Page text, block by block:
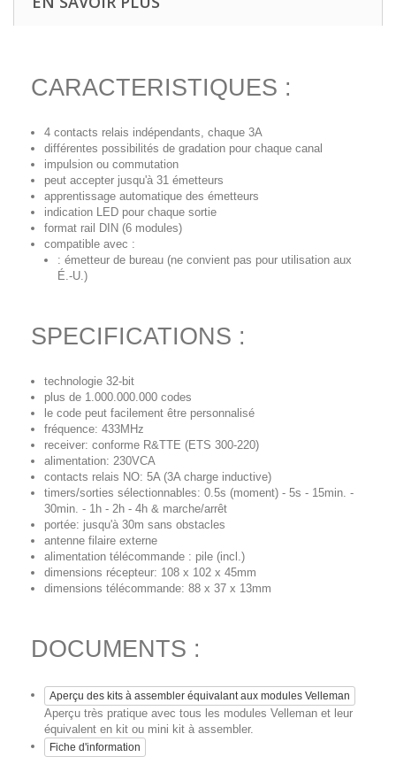
CARACTERISTIQUES :
4 contacts relais indépendants, chaque 3A
différentes possibilités de gradation pour chaque canal
impulsion ou commutation
peut accepter jusqu'à 31 émetteurs
apprentissage automatique des émetteurs
indication LED pour chaque sortie
format rail DIN (6 modules)
compatible avec :
: émetteur de bureau (ne convient pas pour utilisation aux
É.-U.)
SPECIFICATIONS :
technologie 32-bit
plus de 1.000.000.000 codes
le code peut facilement être personnalisé
fréquence: 433MHz
receiver: conforme R&TTE (ETS 300-220)
alimentation: 230VCA
contacts relais NO: 5A (3A charge inductive)
timers/sorties sélectionnables: 0.5s (moment) - 5s - 15min. -
30min. - 1h - 2h - 4h & marche/arrêt
portée: jusqu'à 30m sans obstacles
antenne filaire externe
alimentation télécommande : pile (incl.)
dimensions récepteur: 108 x 102 x 45mm
dimensions télécommande: 88 x 37 x 13mm
DOCUMENTS :
Aperçu des kits à assembler équivalant aux modules Velleman
Aperçu très pratique avec tous les modules Velleman et leur
équivalent en kit ou mini kit à assembler.
Fiche d'information